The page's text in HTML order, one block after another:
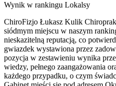
Wynik w rankingu Lokalsy
ChiroFizjo Łukasz Kulik
siódmym miejscu w naszym
nieskazitelną reputacją, co
gwiazdek wystawiona przez
pozycja w zestawieniu wynika
wiedzy, pełnego zaangażowania
każdego przypadku, o czym